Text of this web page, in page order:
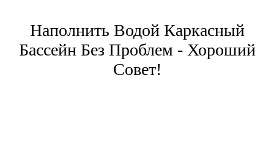
Наполнить Водой Каркасный
Бассейн Без Проблем - Хороший
Совет!